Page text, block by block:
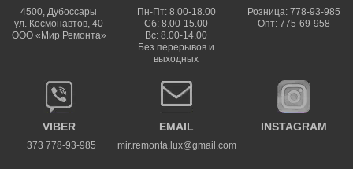
4500,Дубоссары
ул. Космонавтов, 40
ООО «Мир Ремонта»
Пн-Пт: 8.00-18.00
Сб: 8.00-15.00
Вс: 8.00-14.00
Без перерывов и
выходных
Розница: 778-93-985
Опт: 775-69-958
VIBER
+373 778-93-985
EMAIL
mir.remonta.lux@gmail.com
INSTAGRAM